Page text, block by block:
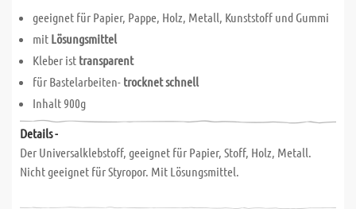
geeignet für Papier, Pappe, Holz, Metall, Kunststoff und Gummi
mit Lösungsmittel
Kleber ist transparent
für Bastelarbeiten- trocknet schnell
Inhalt 900g
Details -
Der Universalklebstoff, geeignet für Papier, Stoff, Holz, Metall.
Nicht geeignet für Styropor. Mit Lösungsmittel.